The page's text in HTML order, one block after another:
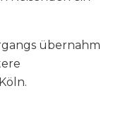
übernahm